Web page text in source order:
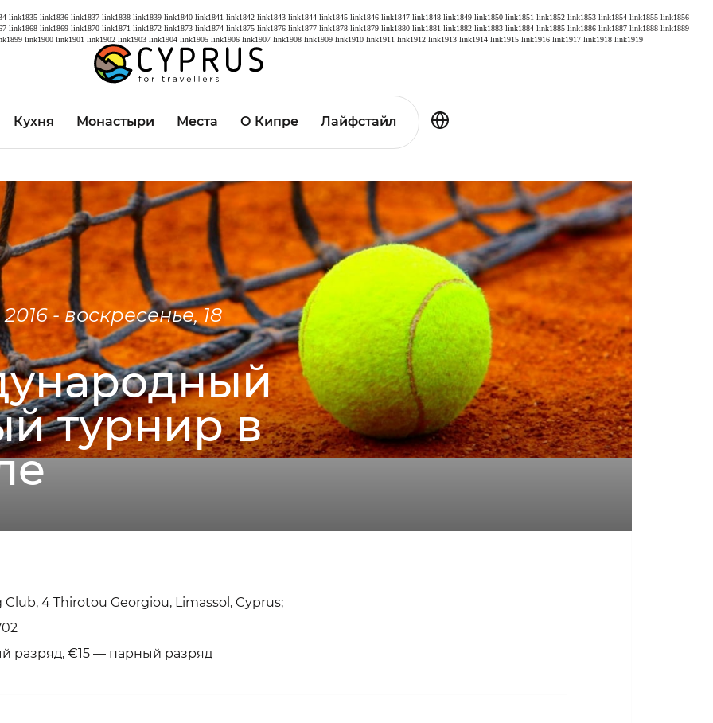
link1835 link1836 link1837 link1838 link1839 link1840 link1841 link1842 link1843 link1844 link1845 link1846 link1847 link1848 link1849 link1850 link1851 link1852 link1853 link1854 link1855 link1856
link1868 link1869 link1870 link1871 link1872 link1873 link1874 link1875 link1876 link1877 link1878 link1879 link1880 link1881 link1882 link1883 link1884 link1885 link1886 link1887 link1888 link1889
link1900 link1901 link1902 link1903 link1904 link1905 link1906 link1907 link1908 link1909 link1910 link1911 link1912 link1913 link1914 link1915 link1916 link1917 link1918 link1919
Кухня Монастыри Места О Кипре Лайфстайл
турнир в
4 Thirotou Georgiou, Limassol, Cyprus;
разряд, €15 — парный разряд